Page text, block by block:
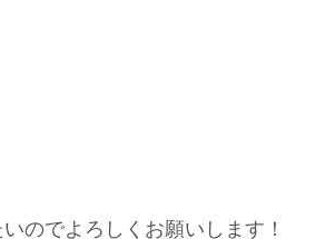
のでよろしくお願いします！